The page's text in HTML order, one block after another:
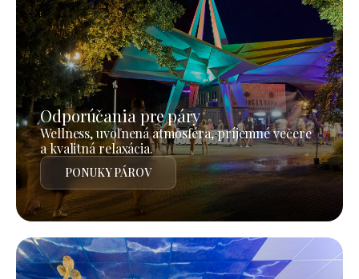
Odporúčania pre páry
Wellness, uvoľnená atmosféra, príjemné večere
a kvalitná relaxácia.
PONUKY PÁROV